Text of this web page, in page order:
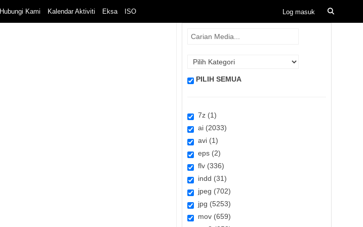
Hubungi Kami Kalendar Aktiviti Eksa ISO
PILIH SEMUA
7z (1)
ai (2033)
avi (1)
eps (2)
flv (336)
indd (31)
jpeg (702)
jpg (5253)
mov (659)